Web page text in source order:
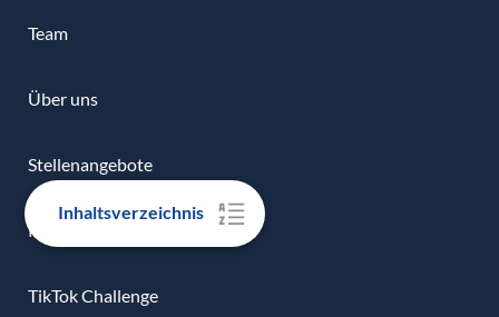
Inhaltsverzeichnis
Team
Über uns
Stellenangebote
Kooperationen
TikTok Challenge